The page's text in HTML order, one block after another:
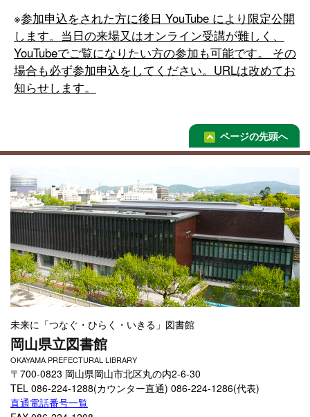
※参加申込をされた方に後日 YouTube により限定公開
します。当日の来場又はオンライン受講が難しく、
YouTubeでご覧になりたい方の参加も可能です。 その
場合も必ず参加申込をしてください。URLは改めてお
知らせします。
ページの先頭へ
未来に「つなぐ・ひらく・いきる」図書館
岡山県立図書館
OKAYAMA PREFECTURAL LIBRARY
〒700-0823 岡山県岡山市北区丸の内2-6-30
TEL 086-224-1288(カウンター直通) 086-224-1286(代表)
直通電話番号一覧